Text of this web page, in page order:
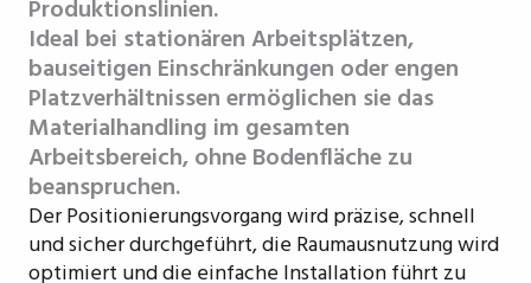
Produktionslinien.
Ideal bei stationären Arbeitsplätzen,
bauseitigen Einschränkungen oder engen
Platzverhältnissen ermöglichen sie das
Materialhandling im gesamten
Arbeitsbereich, ohne Bodenfläche zu
beanspruchen.
Der Positionierungsvorgang wird präzise, schnell
und sicher durchgeführt, die Raumausnutzung wird
optimiert und die einfache Installation führt zu